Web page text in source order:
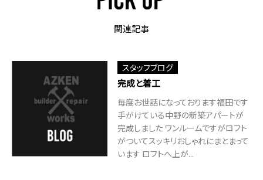
関連記事
スタッフブログ
完成と着工
毎度お世話になっております福田です
手がけている中野の新築アパートが
完成しました ワンルームですがロフト
がついてスッキリおしゃれにまとまって
います ロフトへ上が...